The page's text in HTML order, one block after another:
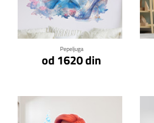
Pepeljuga
od 1620 din
Klikni za detalje